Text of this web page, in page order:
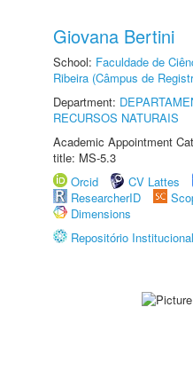
Giovana Bertini
School: Faculdade de
Ribeira (Câmpus de
Department:
RECURSOS NATURAIS
Academic Appointment
title: MS-5.3
Orcid
CV Lattes
ResearcherID
Dimensions
Repositório